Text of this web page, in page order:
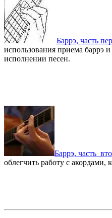
Баррэ, часть
использования приема баррэ
исполнении песен.
Баррэ, часть
облегчить работу с акордами,